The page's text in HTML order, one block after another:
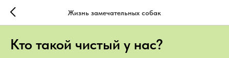
Жизнь замечательных собак
Кто такой чистый у нас?